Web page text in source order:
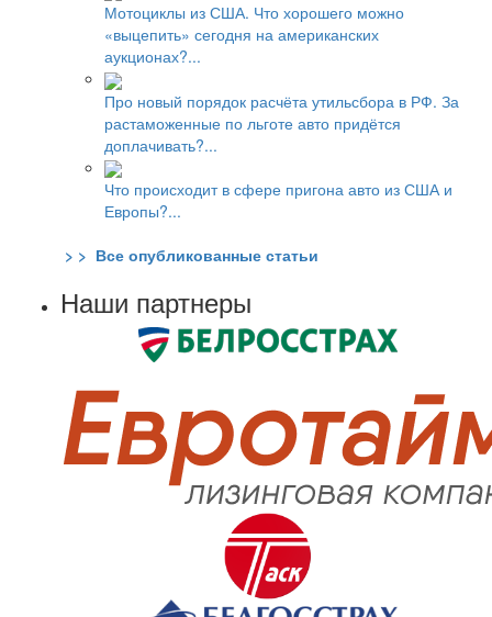
Мотоциклы из США. Что хорошего можно
«выцепить» сегодня на американских
аукционах?...
Про новый порядок расчёта утильсбора в РФ. За
растаможенные по льготе авто придётся
доплачивать?...
Что происходит в сфере пригона авто из США и
Европы?...
> > Все опубликованные статьи
Наши партнеры